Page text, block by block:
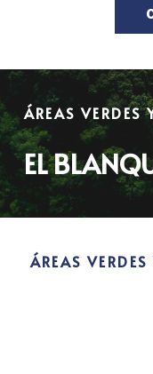
ÁREAS VERDES
EL
ÁREAS